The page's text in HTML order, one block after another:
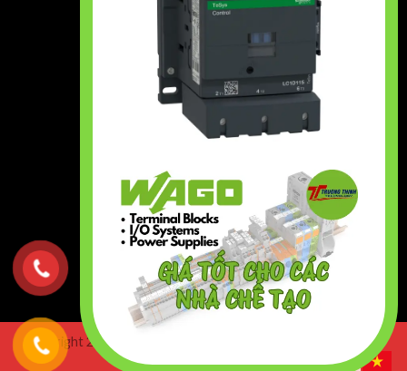
www.truongthinhtech.com
www.components.com.vn
Copyright 2026 ©
Truong Thinh Technology & Engineering
Co.,Ltd. All right Reserved.